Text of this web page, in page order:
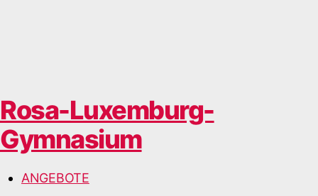
Rosa-Luxemburg-
Gymnasium
ANGEBOTE